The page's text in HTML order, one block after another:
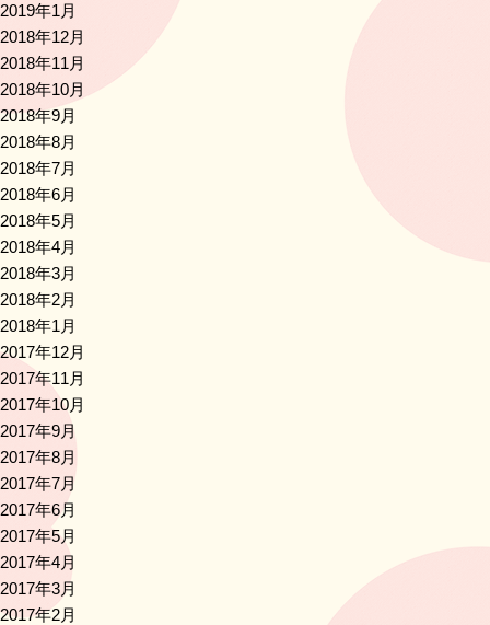
2019年1月
2018年12月
2018年11月
2018年10月
2018年9月
2018年8月
2018年7月
2018年6月
2018年5月
2018年4月
2018年3月
2018年2月
2018年1月
2017年12月
2017年11月
2017年10月
2017年9月
2017年8月
2017年7月
2017年6月
2017年5月
2017年4月
2017年3月
2017年2月